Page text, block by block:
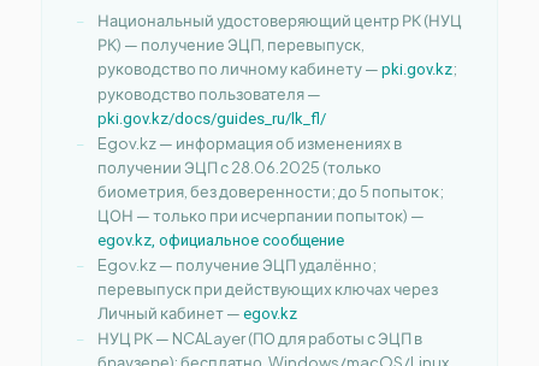
Национальный удостоверяющий центр РК (НУЦ
РК) — получение ЭЦП, перевыпуск,
руководство по личному кабинету — pki.gov.kz;
руководство пользователя —
pki.gov.kz/docs/guides_ru/lk_fl/
Egov.kz — информация об изменениях в
получении ЭЦП с 28.06.2025 (только
биометрия, без доверенности; до 5 попыток;
ЦОН — только при исчерпании попыток) —
egov.kz, официальное сообщение
Egov.kz — получение ЭЦП удалённо;
перевыпуск при действующих ключах через
Личный кабинет — egov.kz
НУЦ РК — NCALayer (ПО для работы с ЭЦП в
браузере): бесплатно, Windows/macOS/Linux,